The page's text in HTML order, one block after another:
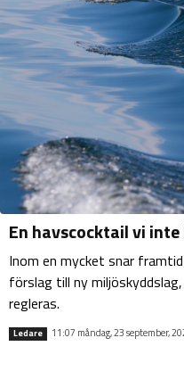
En havscocktail vi
Inom en mycket snar
förslag till ny
regleras.
Ledare 11:07 måndag, 23 september,